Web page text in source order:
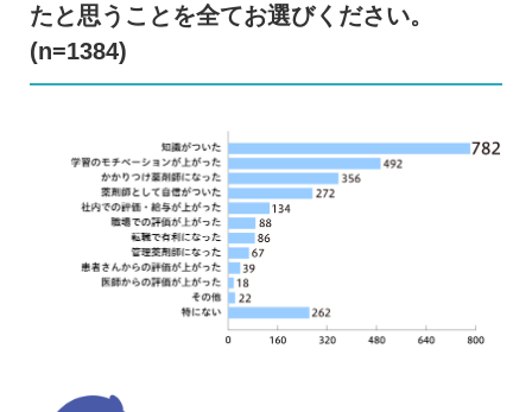
たと思うことを全てお選びください。
(n=1384)